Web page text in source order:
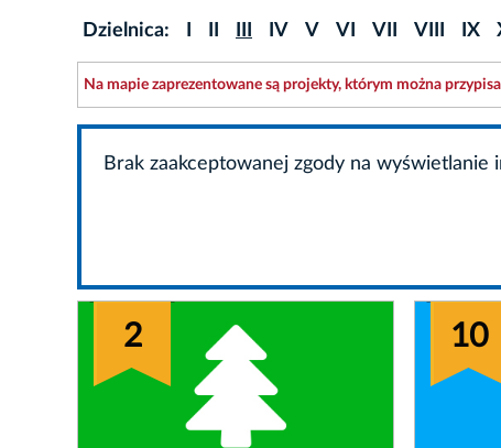
Dzielnica: IV V VI VII VIII IX
Na mapie zaprezentowane są projekty, którym można
Brak zaakceptowanej zgody na
2 10